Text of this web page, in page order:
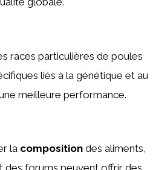
races particulières de poules
liés à la génétique et au
meilleure performance.
la composition des aliments,
des forums peuvent offrir des